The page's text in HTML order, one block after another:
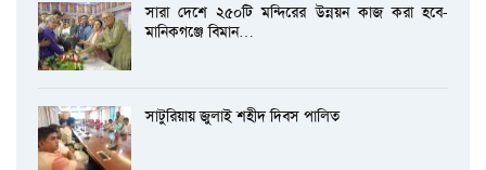
সারা দেশে ২৫০টি মন্দিরের উন্নয়ন কাজ করা হবে-
মানিকগঞ্জে বিমান…
সাটুরিয়ায় জুলাই শহীদ দিবস পালিত